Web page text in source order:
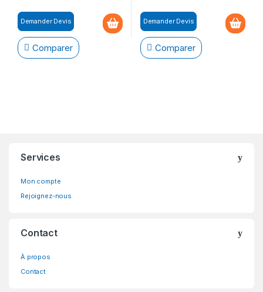
Demander Devis
Comparer
Demander Devis
Comparer
Services
Mon compte
Rejoignez-nous
Contact
À propos
Contact